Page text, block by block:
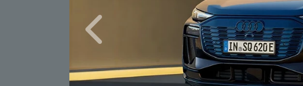
Anterior